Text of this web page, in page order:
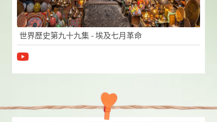
世界歷史第九十九集 - 埃及七月革命